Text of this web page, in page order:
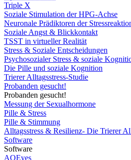
Triple X
Soziale Stimulation der HPG-Achse
Neuronale Prädiktoren der
Soziale Angst & Blickkontakt
TSST in virtueller Realität
Stress & Soziale Entscheidungen
Psychosozialer Stress & soziale
Die Pille und soziale Kognition
Trierer Alltagsstress-Studie
Probanden gesucht!
Probanden gesucht!
Messung der Sexualhormone
Pille & Stress
Pille & Stimmung
Alltagsstress & Resilienz- Die Trierer
Software
Software
AOEyes